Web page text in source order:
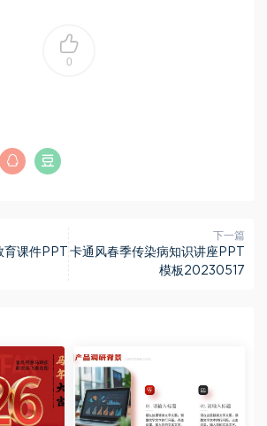
0
课件PPT
下一篇
卡通风春季传染病知识讲座PPT
模板20230517